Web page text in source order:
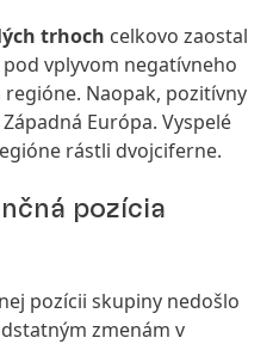
trhoch celkovo zaostal
vplyvom negatívneho
Naopak, pozitívny
Európa. Vyspelé
rástli dvojciferne.
pozícia
pozícii skupiny nedošlo
zmenám v